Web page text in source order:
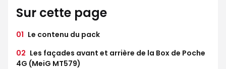
Sur cette page
01 Le contenu du pack
02 Les façades avant et arrière de la Box de Poche
4G (MeiG MT579)